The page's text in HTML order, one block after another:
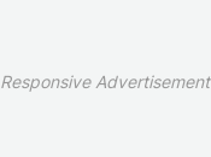
Responsive Advertisement